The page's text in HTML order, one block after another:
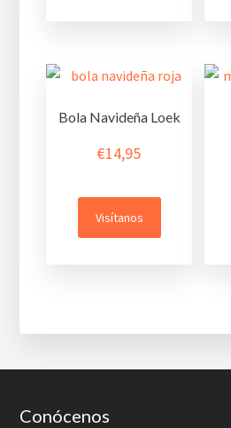
Bola Navideña Loek
€14,95
Visítanos
Footer
Conócenos